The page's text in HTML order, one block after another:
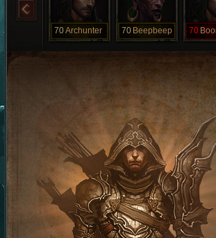
70Archunter 70 Beepbeep 70